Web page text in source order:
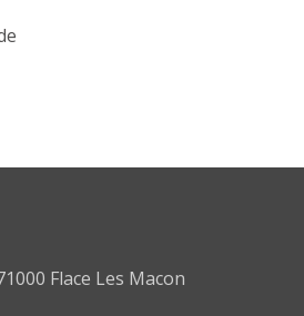
Flace Les Macon